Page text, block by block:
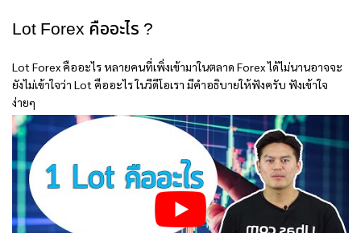
Lot Forex คืออะไร ?
Lot Forexคืออะไร หลายคนที่เพิ่งเข้ามาในตลาด Forex ได้ไม่นานอาจจะ
ยังไม่เข้าใจว่า Lot คืออะไร ในวีดีโอเรา มีคำอธิบายให้ฟังครับ ฟังเข้าใจ
ง่ายๆ